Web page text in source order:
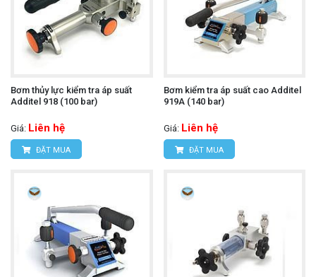
Bơm thủy lực kiểm tra áp suất
Additel 918 (100 bar)
Giá: Liên hệ
ĐẶT MUA
Bơm kiểm tra áp suất cao Additel
919A (140 bar)
Giá: Liên hệ
ĐẶT MUA